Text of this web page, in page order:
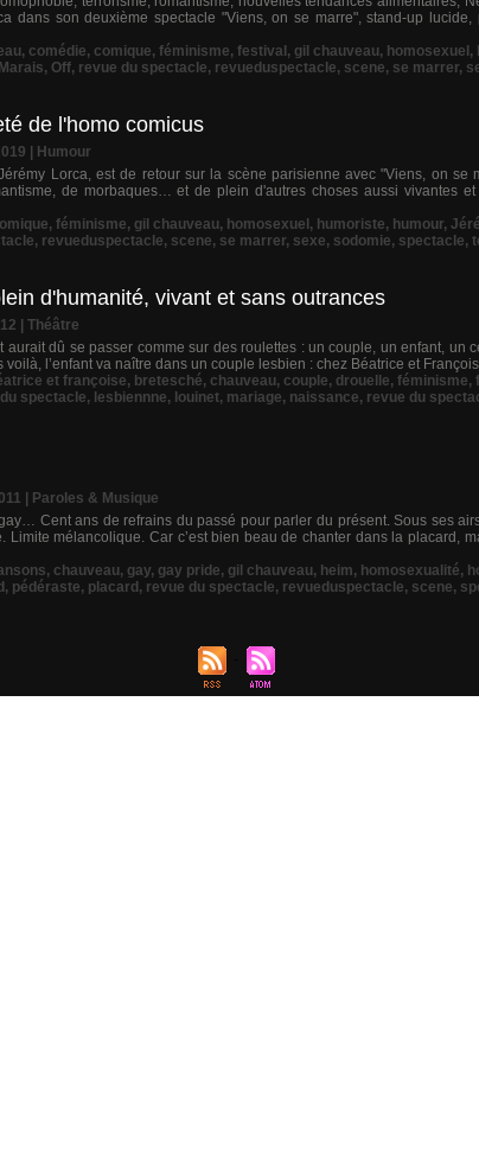
dans son deuxième spectacle "Viens, on se marre", stand-up
, comédie, comique, féminisme, festival , gil chauveau, homosexuel ,
Marais, Off, revue du spectacle, revueduspectacle, scene, se marrer,
de l'homo comicus
Humour
Lorca, est de retour sur la scène parisienne avec "Viens, on
de morbaques… et de plein d'autres choses aussi vivantes
, féminisme, gil chauveau, homosexuel , humoriste, humour,
, revueduspectacle, scene, se marrer, sexe, sodomie, spectacle,
d'humanité, vivant et sans outrances
Théâtre
aurait dû se passer comme sur des roulettes : un couple, un enfant, un
voilà, l’enfant va naître dans un couple lesbien : chez Béatrice et
et françoise, bretesché, chauveau, couple, drouelle, féminisme,
spectacle, lesbiennne, louinet, mariage, naissance, revue du
Paroles & Musique
Cent ans de refrains du passé pour parler du présent. Sous ses
Limite mélancolique. Car c’est bien beau de chanter dans la placard,
, chauveau, gay, gay pride, gil chauveau, heim, homosexualité,
, pédéraste, placard , revue du spectacle, revueduspectacle, scene,